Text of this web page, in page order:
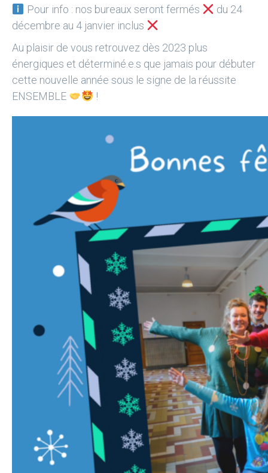
Pour info : nos bureaux seront fermés
du 24
décembre au 4 janvier inclus
Au plaisir de vous retrouvez dès 2023 plus
énergiques et déterminé.e.s que jamais pour débuter
cette nouvelle année sous le signe de la réussite
ENSEMBLE
!